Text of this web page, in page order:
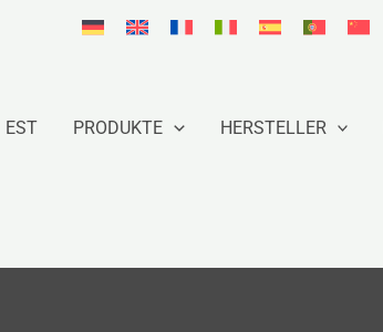
EST PRODUKTE HERSTELLER